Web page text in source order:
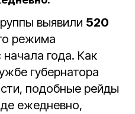
выявили 520
режима
года. Как
губернатора
подобные рейды
ежедневно,